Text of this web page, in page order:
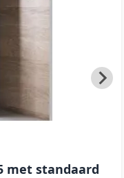
met standaard